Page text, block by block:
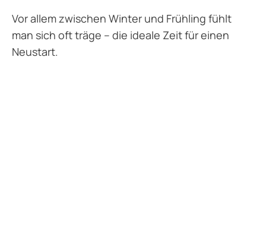
Vor allem zwischen Winter und Frühling fühlt
man sich oft träge – die ideale Zeit für einen
Neustart.